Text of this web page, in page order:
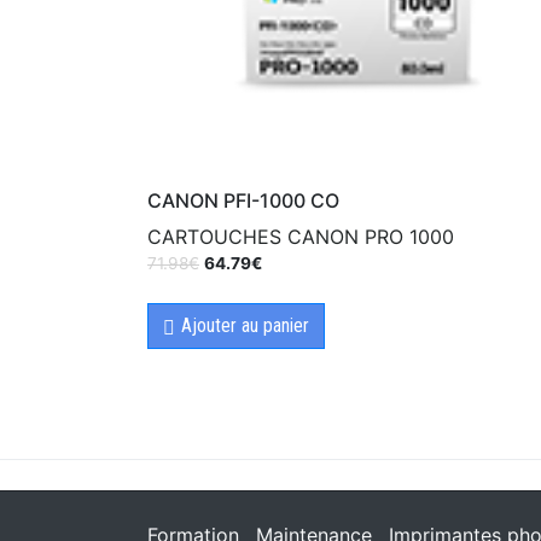
CANON PFI-1000 CO
CARTOUCHES CANON PRO 1000
71.98€ 64.79€
Ajouter au panier
Formation Maintenance Imprimantes